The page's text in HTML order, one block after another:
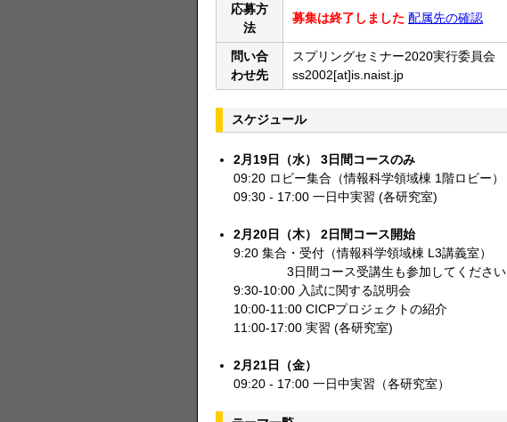
応募方
法
募集は終了しました 配属先の確認
問い合
わせ先
スプリングセミナー2020実行委員会
ss2002[at]is.naist.jp
スケジュール
2月19日（水） 3日間コースのみ
09:20 ロビー集合（情報科学領域棟 1階ロビー）
09:30 - 17:00 一日中実習 (各研究室)
2月20日（木） 2日間コース開始
9:20 集合・受付（情報科学領域棟 L3講義室）
3日間コース受講生も参加してください
9:30-10:00 入試に関する説明会
10:00-11:00 CICPプロジェクトの紹介
11:00-17:00 実習 (各研究室)
2月21日（金）
09:20 - 17:00 一日中実習（各研究室）